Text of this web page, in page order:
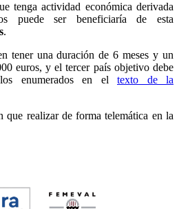
tenga actividad económica derivada
puede ser beneficiaría de esta
.
tener una duración de 6 meses y un
euros, y el tercer país objetivo debe
enumerados en el texto de la
que realizar de forma telemática en la